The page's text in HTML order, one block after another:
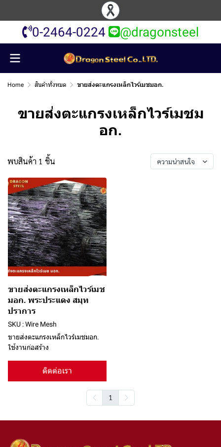
0-2464-0224 @dragonsteel
Home สินค้าทั้งหมด ขายส่งตะแกรงเหล็กไวร์เมชมอก.
ขายส่งตะแกรงเหล็กไวร์เมชม
อก.
พบสินค้า 1 ชิ้น ความน่าสนใจ
ขายส่งตะแกรงเหล็กไวร์เมช
มอก. พระประแดง สมุท
ปราการ
SKU : Wire Mesh
ขายส่งตะแกรงเหล็กไวร์เมชมอก.
ใช้งานก่อสร้าง
ติดต่อเรา
1